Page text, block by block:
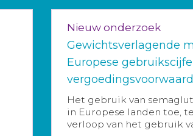
Nieuw onderzoek
Gewichtsverlagende
Europese
Het gebruik van
in Europese landen toe,
verloop van het gebruik